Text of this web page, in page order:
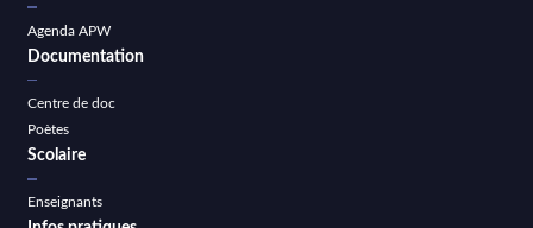
Agenda APW
Documentation
Centre de doc
Poètes
Scolaire
Enseignants